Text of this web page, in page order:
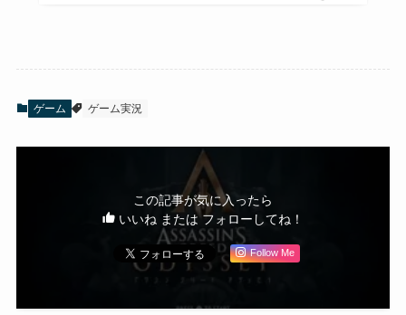
ゲーム ゲーム実況
この記事が気に入ったら
いいね または フォローしてね！
Follow Me